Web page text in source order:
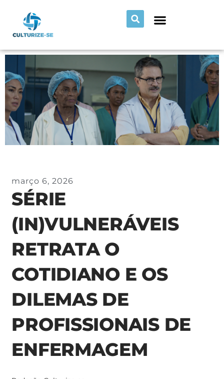
março 6, 2026
SÉRIE
(IN)VULNERÁVEIS
RETRATA O
COTIDIANO E OS
DILEMAS DE
PROFISSIONAIS DE
ENFERMAGEM